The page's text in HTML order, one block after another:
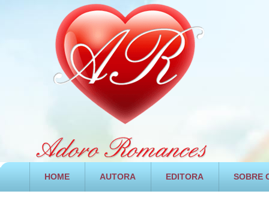
HOME AUTORA EDITORA SOBRE